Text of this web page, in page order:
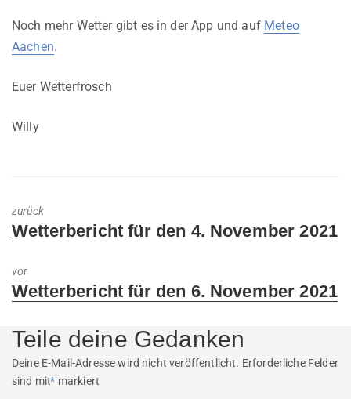
Noch mehr Wetter gibt es in der App und auf Meteo
Aachen.
Euer Wetterfrosch
Willy
zurück
Previous
Wetterbericht für den 4. November 2021
vor
Next
Wetterbericht für den 6. November 2021
Teile deine Gedanken
Deine E-Mail-Adresse wird nicht veröffentlicht. Erforderliche Felder
sind mit* markiert